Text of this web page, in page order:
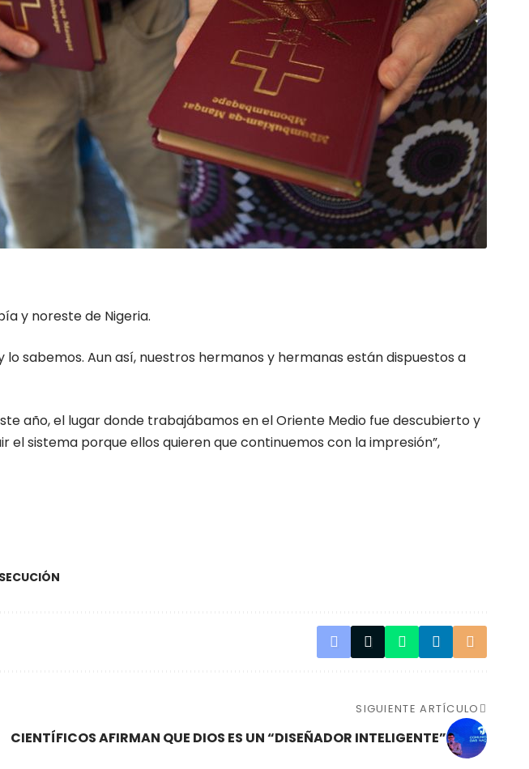
y noreste de Nigeria.
sabemos. Aun así, nuestros hermanos y hermanas están dispuestos a
año, el lugar donde trabajábamos en el Oriente Medio fue descubierto y
el sistema porque ellos quieren que continuemos con la impresión”,
SIGUIENTE ARTÍCULO
CIENTÍFICOS AFIRMAN QUE DIOS ES UN “DISEÑADOR INTELIGENTE”